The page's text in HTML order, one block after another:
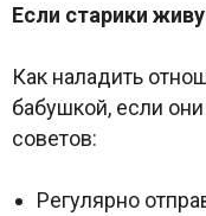
Если старики
Как наладить
бабушкой, если
советов:
Регулярно